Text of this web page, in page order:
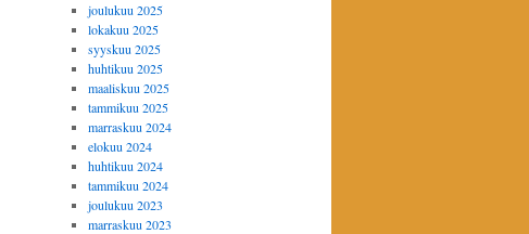
joulukuu 2025
lokakuu 2025
syyskuu 2025
huhtikuu 2025
maaliskuu 2025
tammikuu 2025
marraskuu 2024
elokuu 2024
huhtikuu 2024
tammikuu 2024
joulukuu 2023
marraskuu 2023